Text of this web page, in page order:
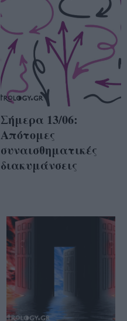
Σήμερα 13/06:
Απότομες
συναισθηματικές
διακυμάνσεις